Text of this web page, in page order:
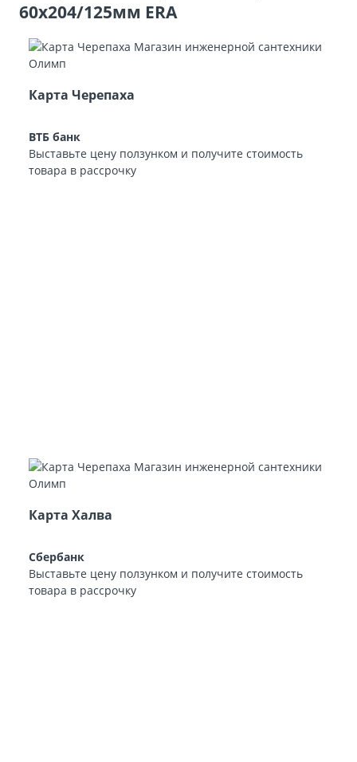
60х204/125мм ERA
Карта Черепаха
ВТБ банк
Выставьте цену ползунком и получите стоимость
товара в рассрочку
Карта Халва
Сбербанк
Выставьте цену ползунком и получите стоимость
товара в рассрочку